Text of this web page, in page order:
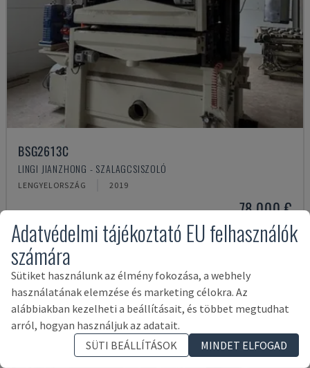
BSG2613C
LINGI JIANZHONG - SZALAGCSISZOLÓ
LENGYELORSZÁG 2019
78,000 €
Adatvédelmi tájékoztató EU felhasználók
számára
Sütiket használunk az élmény fokozása, a webhely
használatának elemzése és marketing célokra. Az
alábbiakban kezelheti a beállításait, és többet megtudhat
arról, hogyan használjuk az adatait.
SÜTI BEÁLLÍTÁSOK
MINDET ELFOGAD